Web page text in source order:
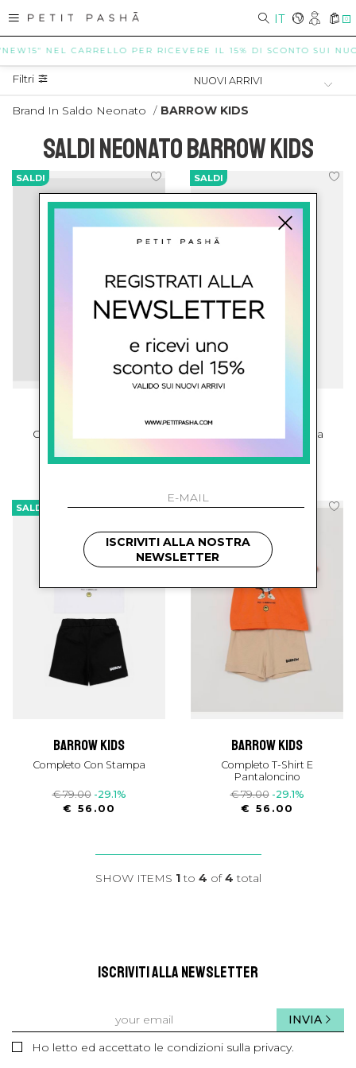
IT 0
NEL CARRELLO PER RICEVERE IL 15% DI SCONTO SUI
Filtri
Brand In Saldo Neonato / BARROW KIDS
SALDI NEONATO BARROW KIDS
SALDI
€ 83.00 -28.9%
SALDI
Completo Con Stampa
€ 89.00 -29.2%
SALDI
barrow kids
Completo Con Stampa
€ 79.00 -29.1%
€ 56.00
SALDI
barrow kids
Completo T-Shirt E
Pantaloncino
€ 79.00 -29.1%
€ 56.00
SHOW ITEMS 1to 4 of4 total
ISCRIVITI ALLA NEWSLETTER
Ho letto ed accettato le condizioni sulla privacy.
INVIA
ISCRIVITI ALLA NOSTRA
NEWSLETTER